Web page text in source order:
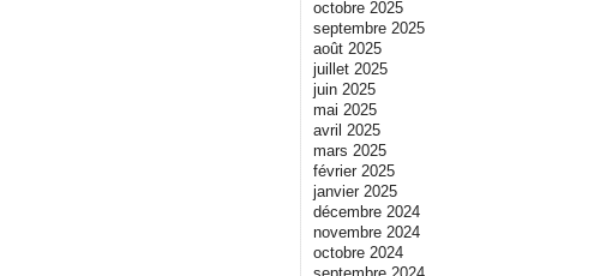
octobre 2025
septembre 2025
août 2025
juillet 2025
juin 2025
mai 2025
avril 2025
mars 2025
février 2025
janvier 2025
décembre 2024
novembre 2024
octobre 2024